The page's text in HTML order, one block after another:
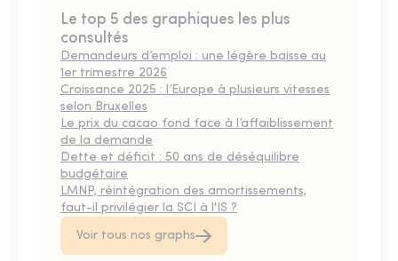
Le top 5 des graphiques les plus
consultés
Demandeurs d’emploi : une légère baisse au
1er trimestre 2026
Croissance 2025 : l’Europe à plusieurs vitesses
selon Bruxelles
Le prix du cacao fond face à l’affaiblissement
de la demande
Dette et déficit : 50 ans de déséquilibre
budgétaire
LMNP, réintégration des amortissements,
faut-il privilégier la SCI à l'IS ?
Voir tous nos graphs